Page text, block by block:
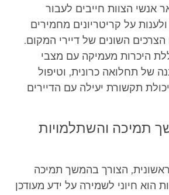
אנשי הצוות חייבים לעבור
על קריטריונים מחמירים
השונים של דיירי המקום.
היכרות מעמיקה עם מצבי
של תחלואה כרונית, וטיפול
תקשורת יעילה עם הדיירים
תמיכה והשתלמויות
הצורך בהמשך תמיכה
הוא חיוני לשמירה על ידע מעודכן